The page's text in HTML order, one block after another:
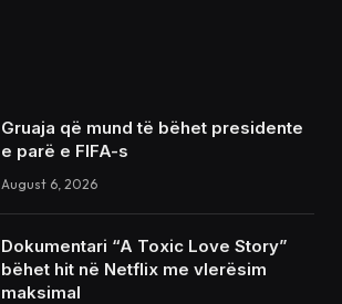
Gruaja që mund të bëhet presidente
e parë e FIFA-s
August 6, 2026
Dokumentari “A Toxic Love Story”
bëhet hit në Netflix me vlerësim
maksimal